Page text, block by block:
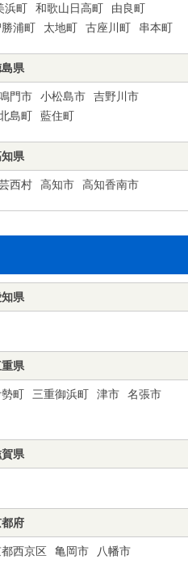
浜町 和歌山日高町
由良町
浦町 太地町 古座川町 串本町
県
門市 小松島市
吉野川市
島町 藍住町
県
西村 高知市 高知香南市
県
重県
町 三重御浜町 津市
名張市
県
府
西京区 亀岡市
八幡市